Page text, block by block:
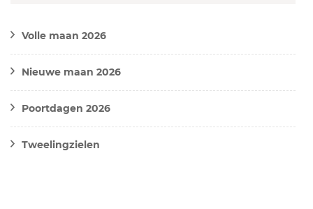
Volle maan 2026
Nieuwe maan 2026
Poortdagen 2026
Tweelingzielen